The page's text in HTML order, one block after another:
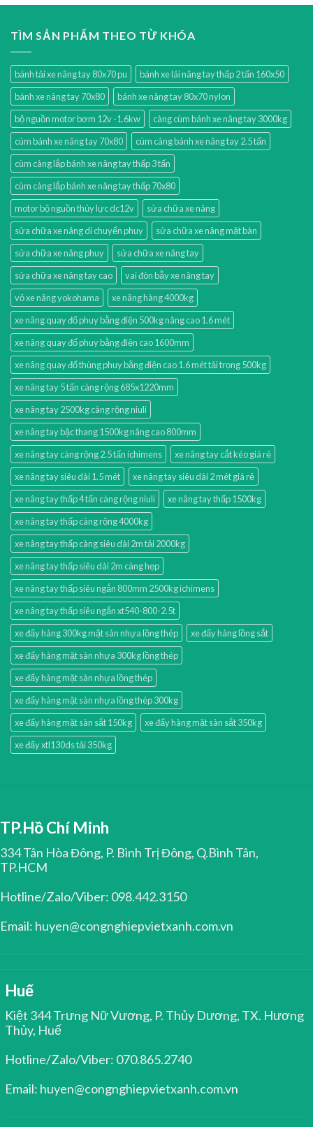
TÌM SẢN PHẨM THEO TỪ KHÓA
bánh tải xe nâng tay 80x70 pu
bánh xe lái nâng tay thấp 2 tấn 160x50
bánh xe nâng tay 70x80
bánh xe nâng tay 80x70 nylon
bộ nguồn motor bơm 12v -1.6kw
càng cùm bánh xe nâng tay 3000kg
cùm bánh xe nâng tay 70x80
cùm càng bánh xe nâng tay 2.5 tấn
cùm càng lắp bánh xe nâng tay thấp 3 tấn
cùm càng lắp bánh xe nâng tay thấp 70x80
motor bộ nguồn thủy lực dc12v
sửa chữa xe nâng
sửa chữa xe nâng di chuyển phuy
sửa chữa xe nâng mặt bàn
sửa chữa xe nâng phuy
sửa chữa xe nâng tay
sửa chữa xe nâng tay cao
vai đòn bẫy xe nâng tay
vỏ xe nâng yokohama
xe nâng hàng 4000kg
xe nâng quay đổ phuy bằng điện 500kg nâng cao 1.6 mét
xe nâng quay đổ phuy bằng điện cao 1600mm
xe nâng quay đổ thùng phuy bằng điện cao 1.6 mét tải trọng 500kg
xe nâng tay 5 tấn càng rộng 685x1220mm
xe nâng tay 2500kg càng rộng niuli
xe nâng tay bậc thang 1500kg nâng cao 800mm
xe nâng tay càng rộng 2.5 tấn ichimens
xe nâng tay cắt kéo giá rẻ
xe nâng tay siêu dài 1.5 mét
xe nâng tay siêu dài 2 mét giá rẻ
xe nâng tay thấp 4 tấn càng rộng niuli
xe nâng tay thấp 1500kg
xe nâng tay thấp càng rộng 4000kg
xe nâng tay thấp càng siêu dài 2m tải 2000kg
xe nâng tay thấp siêu dài 2m càng hẹp
xe nâng tay thấp siêu ngắn 800mm 2500kg ichimens
xe nâng tay thấp siêu ngắn xt540-800-2.5t
xe đẩy hàng 300kg mặt sàn nhựa lồng thép
xe đẩy hàng lồng sắt
xe đẩy hàng mặt sàn nhựa 300kg lồng thép
xe đẩy hàng mặt sàn nhựa lồng thép
xe đẩy hàng mặt sàn nhựa lồng thép 300kg
xe đẩy hàng mặt sàn sắt 150kg
xe đẩy hàng mặt sàn sắt 350kg
xe đẩy xtl130ds tải 350kg
TP.Hồ Chí Minh
334 Tân Hòa Đông, P. Bình Trị Đông, Q.Bình Tân,
TP.HCM
Hotline/Zalo/Viber: 098.442.3150
Email: huyen@congnghiepvietxanh.com.vn
Huế
Kiệt 344 Trưng Nữ Vương, P. Thủy Dương, TX. Hương
Thủy, Huế
Hotline/Zalo/Viber: 070.865.2740
Email: huyen@congnghiepvietxanh.com.vn